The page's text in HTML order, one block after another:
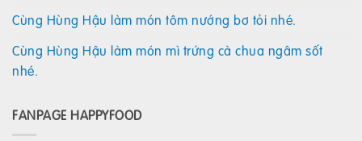
Cùng Hùng Hậu làm món tôm nướng bơ tỏi nhé.
Cùng Hùng Hậu làm món mì trứng cà chua ngâm sốt
nhé.
FANPAGE HAPPYFOOD